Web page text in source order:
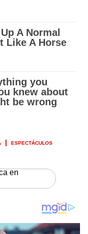
ESPECTÁCULOS
en